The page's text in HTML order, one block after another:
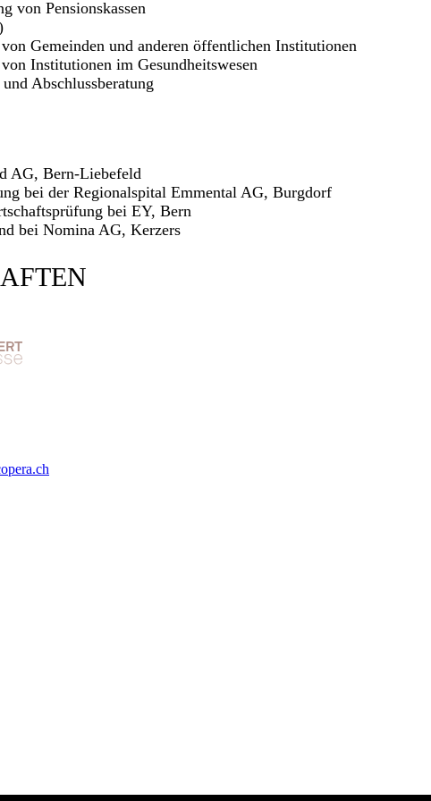
von Pensionskassen
Gemeinden und anderen öffentlichen Institutionen
Institutionen im Gesundheitswesen
Abschlussberatung
AG, Bern-Liebefeld
bei der Regionalspital Emmental AG, Burgdorf
bei EY, Bern
bei Nomina AG, Kerzers